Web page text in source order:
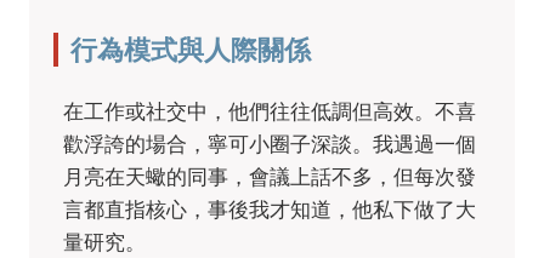
行為模式與人際關係
在工作或社交中，他們往往低調但高效。不喜
歡浮誇的場合，寧可小圈子深談。我遇過一個
月亮在天蠍的同事，會議上話不多，但每次發
言都直指核心，事後我才知道，他私下做了大
量研究。